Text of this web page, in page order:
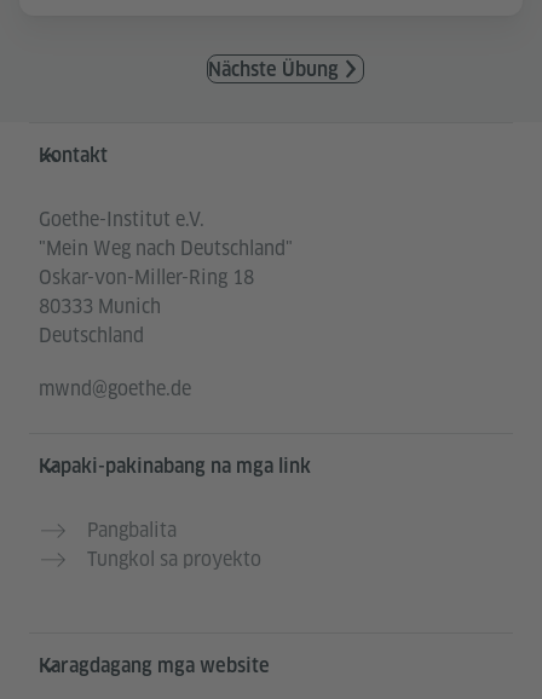
Nächste Übung
Service- und Informationsbereich
Kontakt
Goethe-Institut e.V.
"Mein Weg nach Deutschland"
Oskar-von-Miller-Ring 18
80333 Munich
Deutschland
mwnd@goethe.de
Kapaki-pakinabang na mga link
Pangbalita
Tungkol sa proyekto
Karagdagang mga website